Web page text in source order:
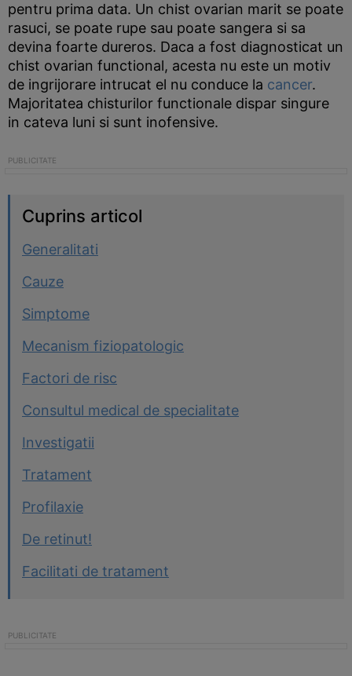
pentru prima data. Un chist ovarian marit se poate
rasuci, se poate rupe sau poate sangera si sa
devina foarte dureros. Daca a fost diagnosticat un
chist ovarian functional, acesta nu este un motiv
de ingrijorare intrucat el nu conduce la cancer.
Majoritatea chisturilor functionale dispar singure
in cateva luni si sunt inofensive.
Cuprins articol
Generalitati
Cauze
Simptome
Mecanism fiziopatologic
Factori de risc
Consultul medical de specialitate
Investigatii
Tratament
Profilaxie
De retinut!
Facilitati de tratament